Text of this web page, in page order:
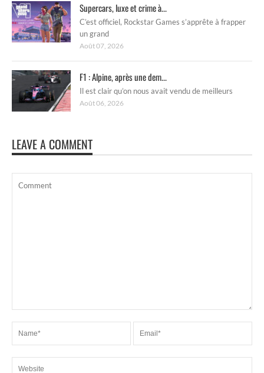
Supercars, luxe et crime à...
C’est officiel, Rockstar Games s’apprête à frapper
un grand
Août 07, 2026
F1 : Alpine, après une dem...
Il est clair qu’on nous avait vendu de meilleurs
Août 06, 2026
LEAVE A COMMENT